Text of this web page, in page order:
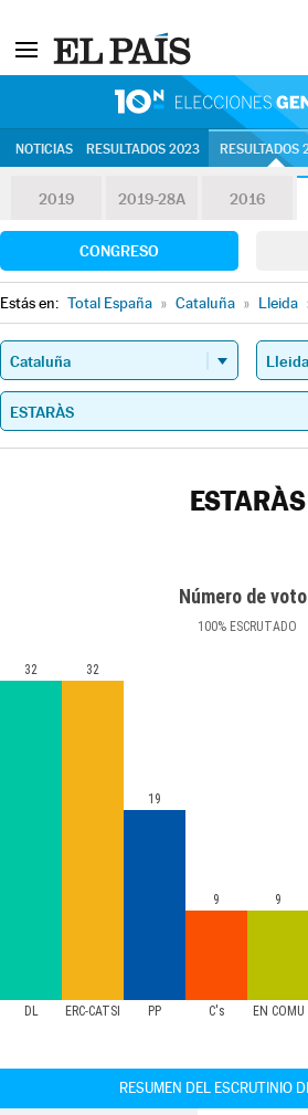
NOTICIAS RESULTADOS 2023 RESULTADOS
2019 2019-28A 2016
CONGRESO
Estás en: Total España » Cataluña » Lleida
ESTARÀS
Número de
100% ESCRUTADO
DL ERC-CATSI PP C's EN COMÚ
32 32
19
9 9
RESUMEN DEL ESCRUTINIO